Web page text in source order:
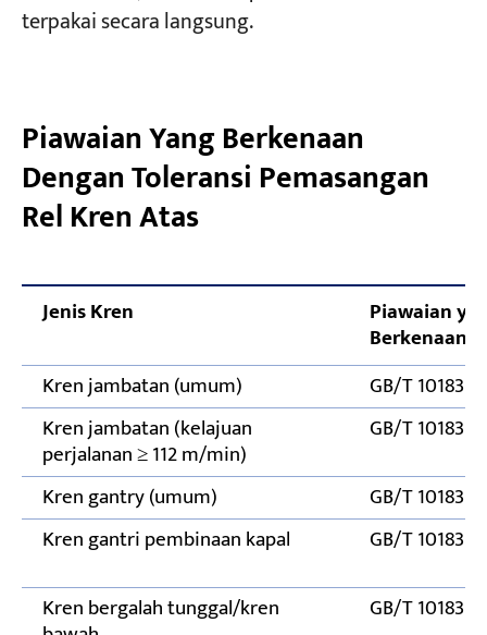
Hubungi KamiSemak 7 — Tamat Henti / Paralelisme
Semakan 9 — Kecondongan Rel G
Semak 10 — Pusat Rel vs. Penyimpangan
Pusat Web K
Disyorkan
terpakai secara langsung.
Piawaian Yang Berkenaan
Dengan Toleransi Pemasangan
Rel Kren Atas
Jenis Kren Piawaian
Berkenaan
Kren jambatan (umum)
GB/T
Kren jambatan (kelajuan
perjalanan ≥ 112 m/min)
GB/T
Kren gantry (umum)
GB/T
Kren gantri pembinaan kapal
GB/T
Kren bergalah tunggal/kren GB/T